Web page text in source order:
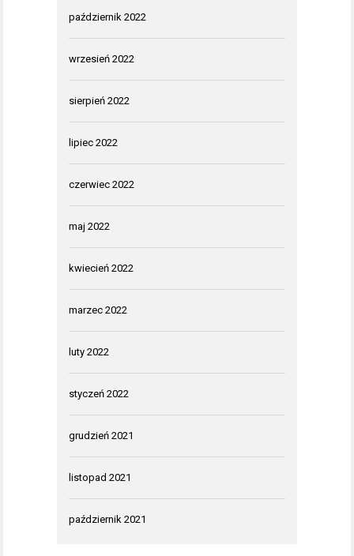
październik 2022
wrzesień 2022
sierpień 2022
lipiec 2022
czerwiec 2022
maj 2022
kwiecień 2022
marzec 2022
luty 2022
styczeń 2022
grudzień 2021
listopad 2021
październik 2021